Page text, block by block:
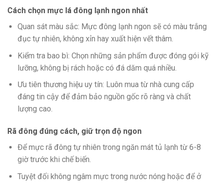
Cách chọn mực lá đông lạnh ngon nhất
Quan sát màu sắc: Mực đông lạnh ngon sẽ có màu trắng
đục tự nhiên, không xỉn hay xuất hiện vết thâm.
Kiểm tra bao bì: Chọn những sản phẩm được đóng gói kỹ
lưỡng, không bị rách hoặc có đá dăm quá nhiều.
Ưu tiên thương hiệu uy tín: Luôn mua từ nhà cung cấp
đáng tin cậy để đảm bảo nguồn gốc rõ ràng và chất
lượng cao.
Rã đông đúng cách, giữ trọn độ ngon
Để mực rã đông tự nhiên trong ngăn mát tủ lạnh từ 6-8
giờ trước khi chế biến.
Tuyệt đối không ngâm mực trong nước nóng hoặc để ở